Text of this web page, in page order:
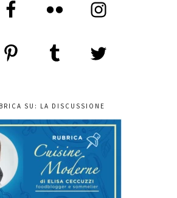
SU: LA DISCUSSIONE